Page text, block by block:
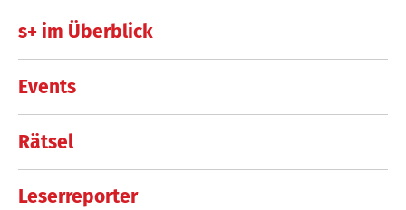
s+ im Überblick
Events
Rätsel
Leserreporter